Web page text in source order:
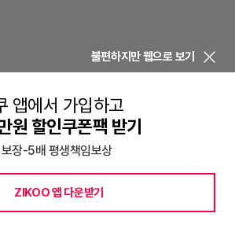
불편하지만 웹으로 보기
앱에서 가입하고
원 할인쿠폰팩 받기
장-5배 평생책임보상
ZIKOO 앱 다운받기